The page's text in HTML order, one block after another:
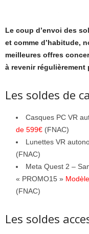
Le coup d’envoi des
et comme d’habitude,
meilleures offres
à revenir régulièrement
Les soldes de
Casques PC VR
de 599€ (FNAC)
Lunettes VR
(FNAC)
Meta Quest 2 –
« PROMO15 »
(FNAC)
Les soldes